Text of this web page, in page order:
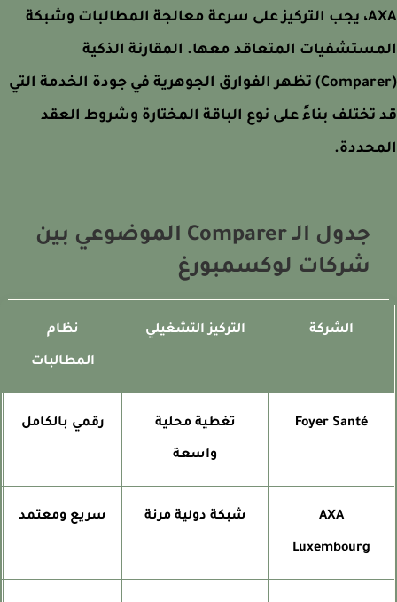
AXA، يجب التركيز على سرعة معالجة المطالبات وشبكة
المتعاقد معها. المقارنة الذكية
(Comparer) تظهر الفوارق الجوهرية في جودة الخدمة التي
تختلف بناءً على نوع الباقة المختارة وشروط العقد
جدول الـ Comparer الموضوعي بين
شركات لوكسمبورغ
الشركة التركيز التشغيلي نظام
المطالبات
Foyer Santé تغطية محلية
واسعة
رقمي بالكامل
AXA
Luxembourg
شبكة دولية مرنة سريع ومعتمد